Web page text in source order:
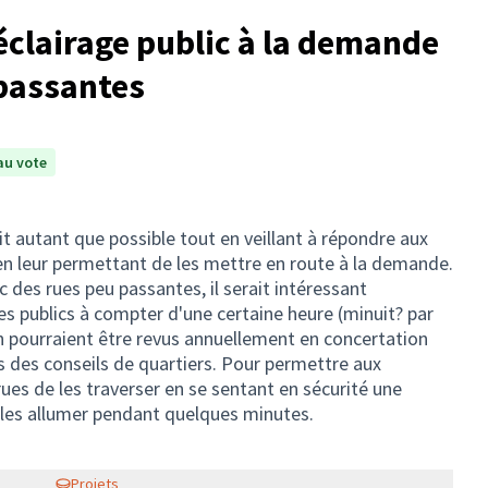
public à la demande
vote
autant que possible tout en veillant à répondre aux
leur permettant de les mettre en route à la demande.
des rues peu passantes, il serait intéressant
publics à compter d'une certaine heure (minuit? par
être revus annuellement en concertation
des conseils de quartiers. Pour permettre aux
de les traverser en se sentant en sécurité une
allumer pendant quelques minutes.
Projets